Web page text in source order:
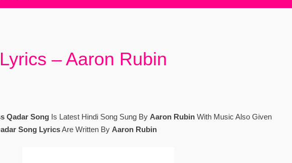
– Aaron Rubin
Qadar SongIs Latest Hindi Song Sung By Aaron RubinWith Music Also Given
Song LyricsAre Written By Aaron Rubin